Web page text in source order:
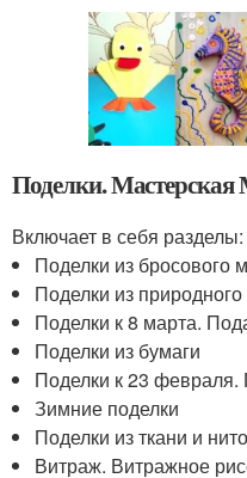
Поделки.
Включает в себя разделы:
Поделки из бросового
Поделки из
Поделки к 8 марта.
Поделки из бумаги
Поделки к 23
Зимние поделки
Поделки из ткани и
Витраж. Витражное